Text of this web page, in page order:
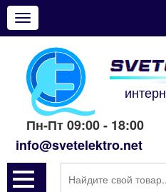
Показать
меню
Пн-Пт 09:00 - 18:00
info@svetelektro.net